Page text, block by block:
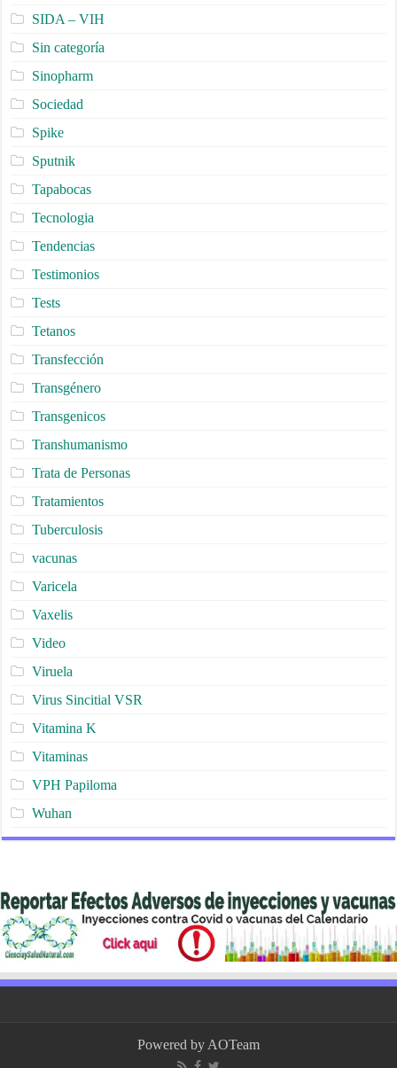
SIDA – VIH
Sin categoría
Sinopharm
Sociedad
Spike
Sputnik
Tapabocas
Tecnologia
Tendencias
Testimonios
Tests
Tetanos
Transfección
Transgénero
Transgenicos
Transhumanismo
Trata de Personas
Tratamientos
Tuberculosis
vacunas
Varicela
Vaxelis
Video
Viruela
Virus Sincitial VSR
Vitamina K
Vitaminas
VPH Papiloma
Wuhan
Powered by AOTeam